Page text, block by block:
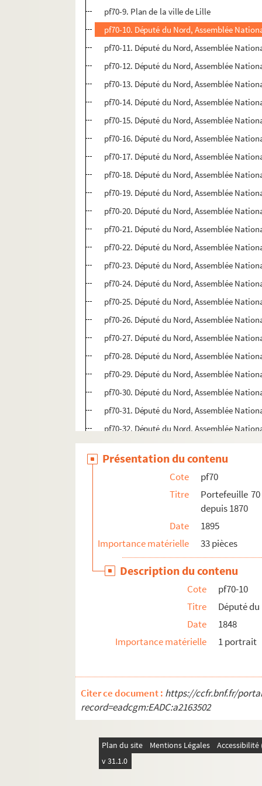
pf70-9. Plan de la ville de Lille
pf70-10. Député du Nord, Assemblée
pf70-11. Député du Nord, Assemblée
pf70-12. Député du Nord, Assemblée
pf70-13. Député du Nord, Assemblée
pf70-14. Député du Nord, Assemblée
pf70-15. Député du Nord, Assemblée
pf70-16. Député du Nord, Assemblée
pf70-17. Député du Nord, Assemblée
pf70-18. Député du Nord, Assemblée
pf70-19. Député du Nord, Assemblée
pf70-20. Député du Nord, Assemblée
pf70-21. Député du Nord, Assemblée
pf70-22. Député du Nord, Assemblée
pf70-23. Député du Nord, Assemblée
pf70-24. Député du Nord, Assemblée
pf70-25. Député du Nord, Assemblée
pf70-26. Député du Nord, Assemblée
pf70-27. Député du Nord, Assemblée
pf70-28. Député du Nord, Assemblée
pf70-29. Député du Nord, Assemblée
pf70-30. Député du Nord, Assemblée
pf70-31. Député du Nord, Assemblée
pf70-32. Député du Nord, Assemblée
pf70-33. Assemblée Nationale, Galerie
pf82. Portefeuille 82 : ohotographies et
pf83. Portefeuille 83 : Pièces concernant le
pf85. Portefeuille 85 : Impressions lilloises,
pf86. Portefeuille 86 : Impressions,
pf124. Documents photographiques issus
Présentation du contenu
Cote
pf70
Titre
Portefeuille
depuis 1870
Date
1895
Importance matérielle
33 pièces
Description du contenu
Cote
pf70-10
Titre
Député
Date
1848
Importance matérielle
1 portrait
Citer ce document : https://ccfr.bnf.fr/
record=eadcgm:EADC:a2163502
Plan du site Mentions Légales
v 31.1.0